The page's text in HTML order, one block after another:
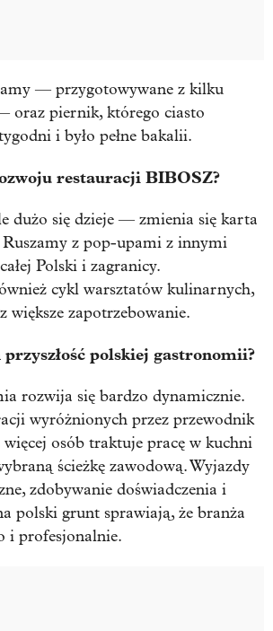
— przygotowywane z kilku
oraz piernik, którego ciasto
i było pełne bakalii.
restauracji BIBOSZ?
dużo się dzieje — zmienia się karta
Ruszamy z pop-upami z innymi
Polski i zagranicy.
cykl warsztatów kulinarnych,
większe zapotrzebowanie.
polskiej gastronomii?
rozwija się bardzo dynamicznie.
wyróżnionych przez przewodnik
osób traktuje pracę w kuchni
ścieżkę zawodową. Wyjazdy
zdobywanie doświadczenia i
polski grunt sprawiają, że branża
i profesjonalnie.